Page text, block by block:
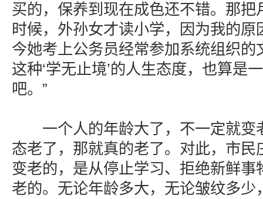
买的，保养到现在成色还不错。那把
时候，外孙女才读小学，因为我的原
今她考上公务员经常参加系统组织的
这种‘学无止境’的人生态度，也算是
吧。”
一个人的年龄大了，不一定就变
态老了，那就真的老了。对此，市民
变老的，是从停止学习、拒绝新鲜事
老的。无论年龄多大，无论皱纹多少